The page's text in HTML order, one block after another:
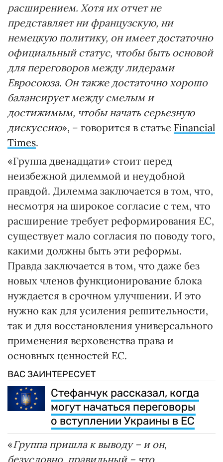
расширением. Хотя их отчет не
представляет ни французскую, ни
немецкую политику, он имеет достаточно
официальный статус, чтобы быть основой
для переговоров между лидерами
Евросоюза. Он также достаточно хорошо
балансирует между смелым и
достижимым, чтобы начать серьезную
дискуссию», – говорится в статье Financial
Times.
«Группа двенадцати» стоит перед
неизбежной дилеммой и неудобной
правдой. Дилемма заключается в том, что,
несмотря на широкое согласие с тем, что
расширение требует реформирования ЕС,
существует мало согласия по поводу того,
какими должны быть эти реформы.
Правда заключается в том, что даже без
новых членов функционирование блока
нуждается в срочном улучшении. И это
нужно как для усиления решительности,
так и для восстановления универсального
применения верховенства права и
основных ценностей ЕС.
ВАС ЗАИНТЕРЕСУЕТ
Стефанчук рассказал, когда
могут начаться переговоры
о вступлении Украины в ЕС
«Группа пришла к выводу – и он,
безусловно, правильный – что